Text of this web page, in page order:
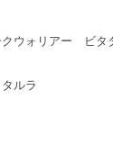
ウォリアー ビタ
ルラ